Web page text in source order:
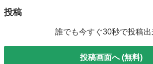
投稿
誰でも今すぐ30秒で投稿出
投稿画面へ (無料)